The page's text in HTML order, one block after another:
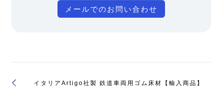
メールでのお問い合わせ
イタリアArtigo社製 鉄道車両用ゴム床材【輸入商品】